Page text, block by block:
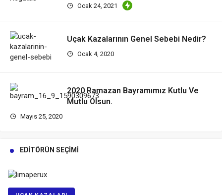
Ocak 24, 2021
Uçak Kazalarının Genel Sebebi Nedir?
Ocak 4, 2020
2020 Ramazan Bayramımız Kutlu Ve
Mutlu Olsun.
Mayıs 25, 2020
EDITÖRÜN SEÇIMI